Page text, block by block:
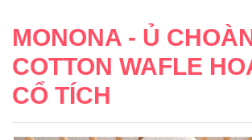
MONONA - Ủ
COTTON WAFLE
CỔ TÍCH